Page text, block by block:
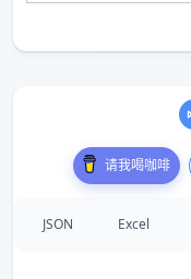
请我喝咖啡
JSON Excel